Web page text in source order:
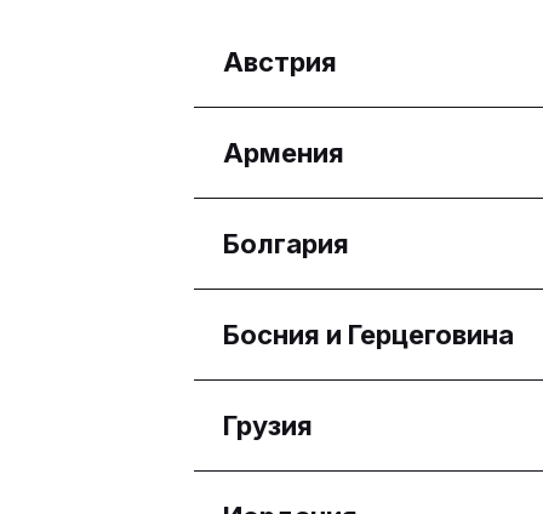
Австрия
Регионы
Wien
Армения
Регионы
Yerevan
Болгария
Регионы
Бургас
Плевен
Босния и Герцеговина
Регионы
Federacija Bosne i
Грузия